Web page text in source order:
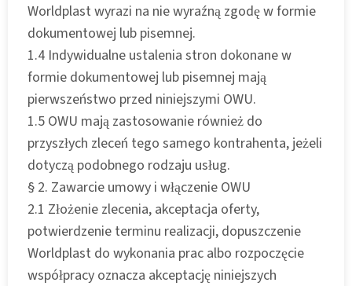
Worldplast wyrazi na nie wyraźną zgodę w formie
dokumentowej lub pisemnej.
1.4 Indywidualne ustalenia stron dokonane w
formie dokumentowej lub pisemnej mają
pierwszeństwo przed niniejszymi OWU.
1.5 OWU mają zastosowanie również do
przyszłych zleceń tego samego kontrahenta, jeżeli
dotyczą podobnego rodzaju usług.
§ 2. Zawarcie umowy i włączenie OWU
2.1 Złożenie zlecenia, akceptacja oferty,
potwierdzenie terminu realizacji, dopuszczenie
Worldplast do wykonania prac albo rozpoczęcie
współpracy oznacza akceptację niniejszych